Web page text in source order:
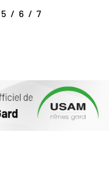
5 6 7